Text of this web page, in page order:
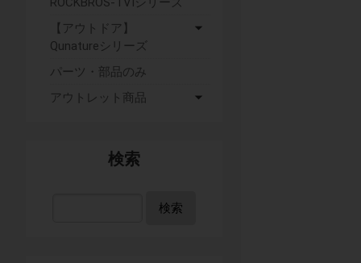
【アウトドア】
Qunatureシリーズ
パーツ・部品のみ
アウトレット商品
検索
検索